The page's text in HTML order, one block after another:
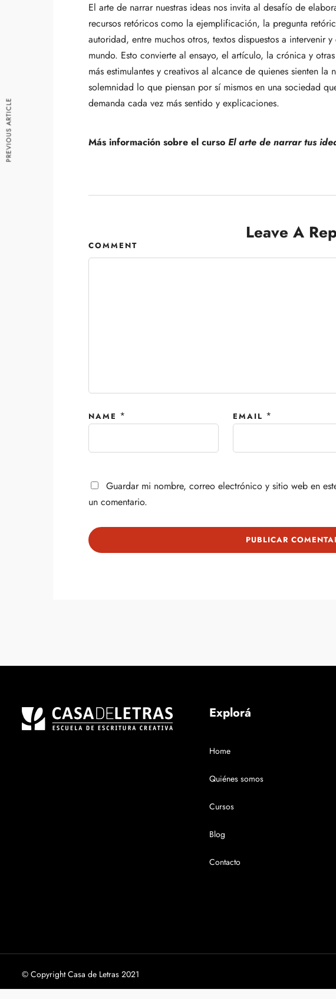
El arte de narrar nuestras ideas nos invita al desafío de
recursos retóricos como la ejemplificación, la pregunta
autoridad, entre muchos otros, textos dispuestos a intervenir
mundo. Esto convierte al ensayo, el artículo, la crónica y
más estimulantes y creativos al alcance de quienes sienten
solemnidad lo que piensan por sí mismos en una sociedad
demanda cada vez más sentido y explicaciones.
Más información sobre el curso El arte de narrar tus
Leave A
COMMENT
NAME * EMAIL *
Guardar mi nombre, correo electrónico y sitio web en
un comentario.
PREVIOUS ARTICLE
Explorá
Home
Quiénes somos
Cursos
Blog
Contacto
© Copyright Casa de Letras 2021